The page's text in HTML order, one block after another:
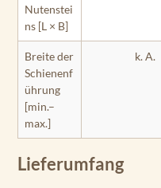
Nutenstei
ns [L × B]
Breite der
Schienenf
ührung
[min.–
max.]
k. A.
Lieferumfang